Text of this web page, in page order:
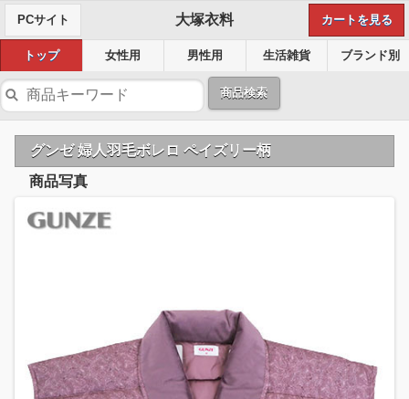
PCサイト 大塚衣料 カートを見る
トップ 女性用 男性用 生活雑貨 ブランド別
商品検索
グンゼ 婦人羽毛ボレロ ペイズリー柄
商品写真